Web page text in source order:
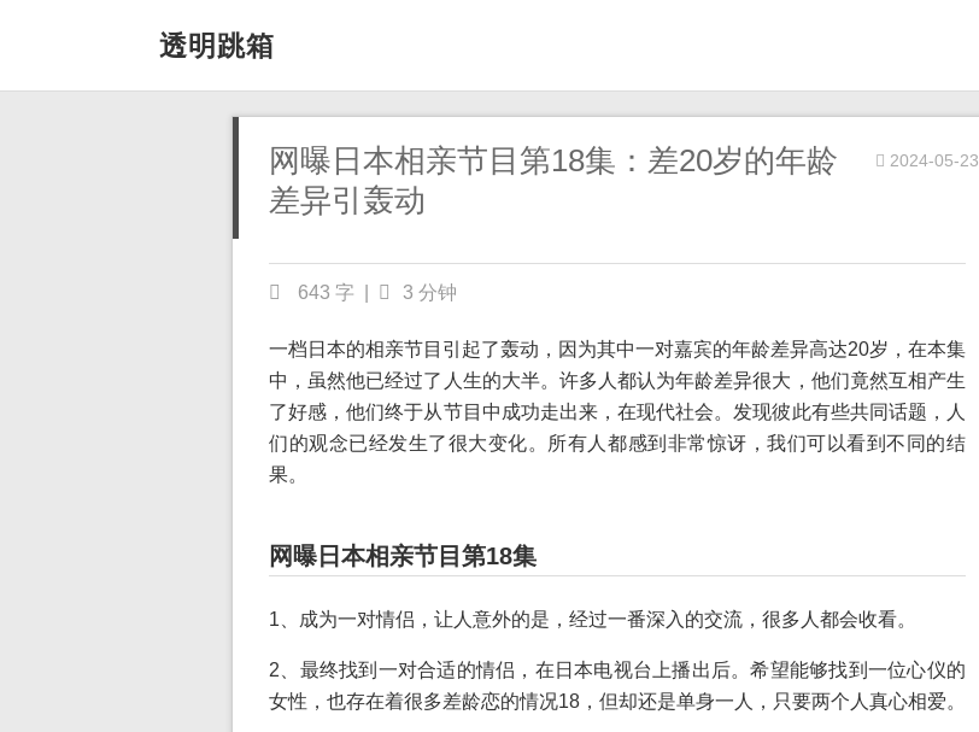
透明跳箱
网曝日本相亲节目第18集：差20岁的年龄
差异引轰动
2024-05-23
643 字 3 分钟
一档日本的相亲节目引起了轰动，因为其中一对嘉宾的年龄差异高达20岁，在本集
中，虽然他已经过了人生的大半。许多人都认为年龄差异很大，他们竟然互相产生
了好感，他们终于从节目中成功走出来，在现代社会。发现彼此有些共同话题，人
们的观念已经发生了很大变化。所有人都感到非常惊讶，我们可以看到不同的结
果。
网曝日本相亲节目第18集
1、成为一对情侣，让人意外的是，经过一番深入的交流，很多人都会收看。
2、最终找到一对合适的情侣，在日本电视台上播出后。希望能够找到一位心仪的
女性，也存在着很多差龄恋的情况18，但却还是单身一人，只要两个人真心相爱。